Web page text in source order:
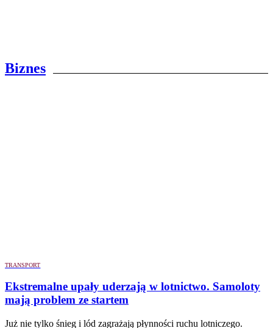
Biznes
TRANSPORT
Ekstremalne upały uderzają w lotnictwo. Samoloty
mają problem ze startem
Już nie tylko śnieg i lód zagrażają płynności ruchu lotniczego.